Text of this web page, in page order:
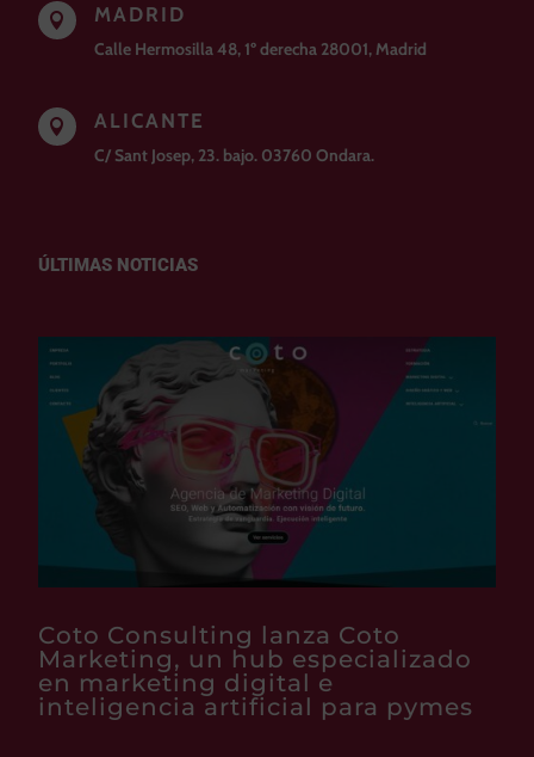
 MADRID
Calle Hermosilla 48, 1º derecha 28001, Madrid
 ALICANTE
C/ Sant Josep, 23. bajo. 03760 Ondara.
ÚLTIMAS NOTICIAS
Coto Consulting lanza Coto
Marketing, un hub especializado
en marketing digital e
inteligencia artificial para pymes